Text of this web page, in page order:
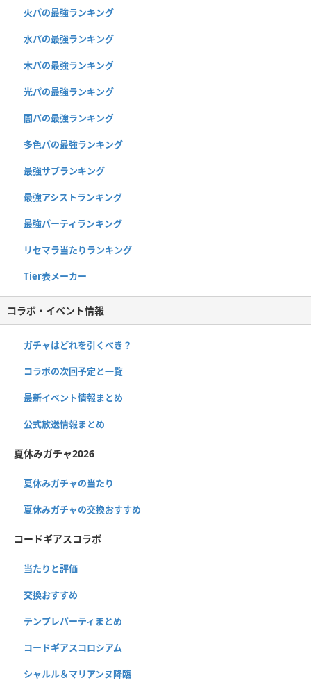
火パの最強ランキング
水パの最強ランキング
木パの最強ランキング
光パの最強ランキング
闇パの最強ランキング
多色パの最強ランキング
最強サブランキング
最強アシストランキング
最強パーティランキング
リセマラ当たりランキング
Tier表メーカー
コラボ・イベント情報
ガチャはどれを引くべき？
コラボの次回予定と一覧
最新イベント情報まとめ
公式放送情報まとめ
夏休みガチャ2026
夏休みガチャの当たり
夏休みガチャの交換おすすめ
コードギアスコラボ
当たりと評価
交換おすすめ
テンプレパーティまとめ
コードギアスコロシアム
シャルル＆マリアンヌ降臨